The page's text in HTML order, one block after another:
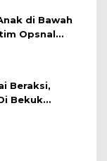
di Bawah
Opsnal
Polda Riau
Beraksi,
Bekuk